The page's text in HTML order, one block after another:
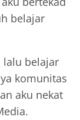
belajar
lalu belajar
komunitas
aku nekat